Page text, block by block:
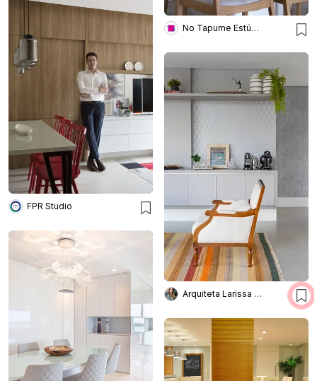
No Tapume Estúdio Design
FPR Studio
Arquiteta Larissa Bellinatti